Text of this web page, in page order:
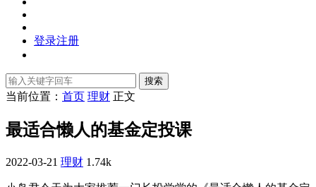
登录注册
搜索
当前位置： 首页 理财 正文
最适合懒人的基金定投课
2022-03-21 理财 1.74k